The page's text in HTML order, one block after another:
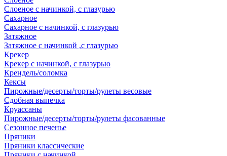
Слоеное с начинкой, с глазурью
Сахарное
Сахарное с начинкой, с глазурью
Затяжное
Затяжное с начинкой ,с глазурью
Крекер
Крекер с начинкой, с глазурью
Крендель/соломка
Кексы
Пирожные/десерты/торты/рулеты весовые
Сдобная выпечка
Круассаны
Пирожные/десерты/торты/рулеты фасованные
Сезонное печенье
Пряники
Пряники классические